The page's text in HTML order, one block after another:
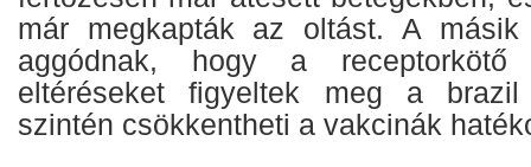
már megkapták az oltást. A
aggódnak, hogy a receptorkötő
eltéréseket figyeltek meg a
szintén csökkentheti a vakcinák